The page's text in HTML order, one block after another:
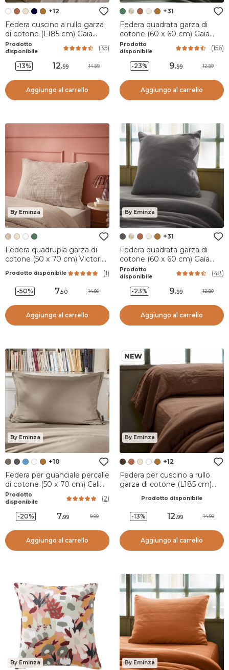
+12
Federa cuscino a rullo garza
di cotone (L185 cm) Gaïa
Bianco chantilly
Prodotto
disponibile
(35)
-13% 12.99 14.99
Aggiungo al carrello
+31
Federa quadrata garza di
cotone (60 x 60 cm) Gaïa
Verde rosmarino
Prodotto
disponibile
(156)
-23% 9.99 12.99
Aggiungo al carrello
By Eminza
Federa quadrupla garza di
cotone (50 x 70 cm) Victoria
Prodotto disponibile (1)
-50% 7.50 14.99
Aggiungo al carrello
By Eminza
+31
Federa quadrata garza di
cotone (60 x 60 cm) Gaïa
Grigio granito
Prodotto
disponibile
(48)
-23% 9.99 12.99
Aggiungo al carrello
By Eminza
+10
Federa per guanciale percalle
di cotone (50 x 70 cm) Cali
Tortora
Prodotto
disponibile
(2)
-20% 7.99 9.99
Aggiungo al carrello
By Eminza
+12
Federa per cuscino a rullo
garza di cotone (L185 cm)
Prodotto disponibile
-13% 12.99 14.99
Aggiungo al carrello
By Eminza By Eminza